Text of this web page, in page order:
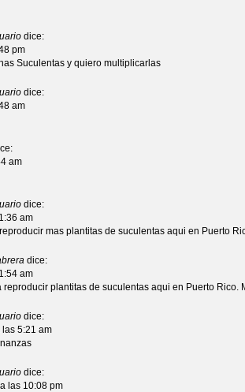
dice:
pm
Suculentas y quiero multiplicarlas
dice:
am
am
dice:
am
mas plantitas de suculentas aqui en Puerto
dice:
am
reproducir plantitas de suculentas aqui en Puerto Rico.
dice:
5:21 am
dice:
las 10:08 pm